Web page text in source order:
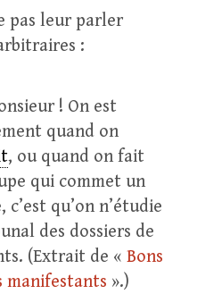
pas leur parler
:
! On est
quand on
, ou quand on fait
qui commet un
qu’on n’étudie
des dossiers de
(Extrait de « Bons
manifestants ».)